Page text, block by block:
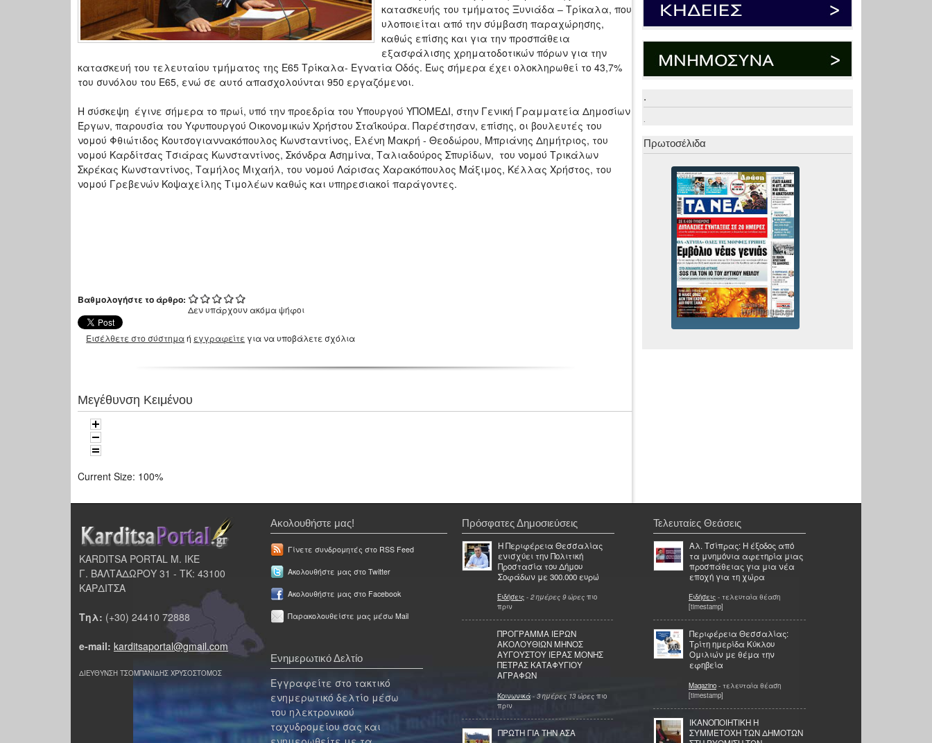
κατασκευής του τμήματος Ξυνιάδα – Τρίκαλα, που
υλοποιείται από την σύμβαση παραχώρησης,
καθώς επίσης και για την προσπάθεια
εξασφάλισης χρηματοδοτικών πόρων για την
κατασκευή του τελευταίου τμήματος της Ε65 Τρίκαλα- Εγνατία Οδός. Έως σήμερα έχει ολοκληρωθεί το 43,7%
του συνόλου του Ε65, ενώ σε αυτό απασχολούνται 950 εργαζόμενοι.
Η σύσκεψη έγινε σήμερα το πρωί, υπό την προεδρία του Υπουργού ΥΠΟΜΕΔΙ, στην Γενική Γραμματεία Δημοσίων
Έργων, παρουσία του Υφυπουργού Οικονομικών Χρήστου Σταΐκούρα. Παρέστησαν, επίσης, οι βουλευτές του
νομού Φθιώτιδος Κουτσογιαννακόπουλος Κωνσταντίνος, Ελένη Μακρή - Θεοδώρου, Μπριάνης Δημήτριος, του
νομού Καρδίτσας Τσιάρας Κωνσταντίνος, Σκόνδρα Ασημίνα, Ταλιαδούρος Σπυρίδων, του νομού Τρικάλων
Σκρέκας Κωνσταντίνος, Ταμήλος Μιχαήλ, του νομού Λάρισας Χαρακόπουλος Μάξιμος, Κέλλας Χρήστος, του
νομού Γρεβενών Κοψαχείλης Τιμολέων καθώς και υπηρεσιακοί παράγοντες.
Βαθμολογήστε το άρθρο:
Δεν υπάρχουν ακόμα ψήφοι
Εισέλθετε στο σύστημαή εγγραφείτε για να υποβάλετε σχόλια
Μεγέθυνση Κειμένου
Current Size: 100%
.
.
Πρωτοσέλιδα
KARDITSA PORTAL Μ. ΙΚΕ
Γ. ΒΑΛΤΑΔΩΡΟΥ 31 - ΤΚ: 43100
ΚΑΡΔΙΤΣΑ
Τηλ: (+30) 24410 72888
e-mail: karditsaportal@gmail.com
ΔΙΕΥΘΥΝΣΗ ΤΣΟΜΠΑΝΙΔΗΣ ΧΡΥΣΟΣΤΟΜΟΣ
Ακολουθήστε μας!
Γίνετε συνδρομητές στο RSS Feed
Ακολουθήστε μας στο Twitter
Ακολουθήστε μας στο Facebook
Παρακολουθείστε μας μέσω Mail
Ενημερωτικό Δελτίο
Εγγραφείτε στο τακτικό
ενημερωτικό δελτίο μέσω
του ηλεκτρονικού
ταχυδρομείου σας και
Πρόσφατες Δημοσιεύσεις
Η Περιφέρεια Θεσσαλίας
ενισχύει την Πολιτική
Προστασία του Δήμου
Σοφάδων με 300.000 ευρώ
Ειδήσεις - 2 ημέρες 9 ώρες πιο
πριν
ΠΡΟΓΡΑΜΜΑ ΙΕΡΩΝ
ΑΚΟΛΟΥΘΙΩΝ ΜΗΝΟΣ
ΑΥΓΟΥΣΤΟΥ ΙΕΡΑΣ ΜΟΝΗΣ
ΠΕΤΡΑΣ ΚΑΤΑΦΥΓΙΟΥ
ΑΓΡΑΦΩΝ
Κοινωνικά - 3 ημέρες 13 ώρες πιο
πριν
ΠΡΩΤΗ ΓΙΑ ΤΗΝ ΑΣΑ
Τελευταίες Θεάσεις
Αλ. Τσίπρας: Η έξοδος από
τα μνημόνια αφετηρία μιας
προσπάθειας για μια νέα
εποχή για τη χώρα
Ειδήσεις - τελευταία θέαση
[timestamp]
Περιφέρεια Θεσσαλίας:
Τρίτη ημερίδα Κύκλου
Ομιλιών με θέμα την
εφηβεία
Magazino - τελευταία θέαση
[timestamp]
ΙΚΑΝΟΠΟΙΗΤΙΚΗ Η
ΣΥΜΜΕΤΟΧΗ ΤΩΝ ΔΗΜΟΤΩΝ